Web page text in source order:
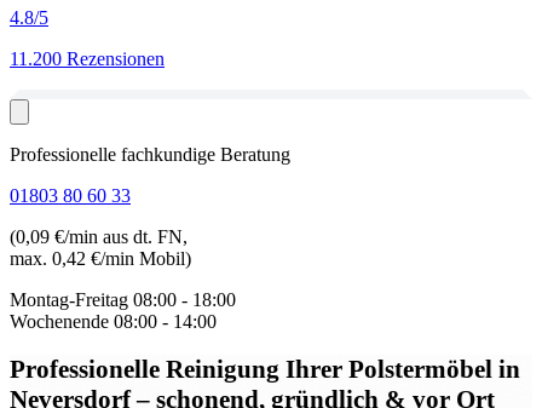
4.8/5
11.200 Rezensionen
Professionelle fachkundige Beratung
01803 80 60 33
(0,09 €/min aus dt. FN,
max. 0,42 €/min Mobil)
Montag-Freitag 08:00 - 18:00
Wochenende 08:00 - 14:00
Professionelle Reinigung Ihrer Polstermöbel in
Neversdorf– schonend, gründlich & vor Ort